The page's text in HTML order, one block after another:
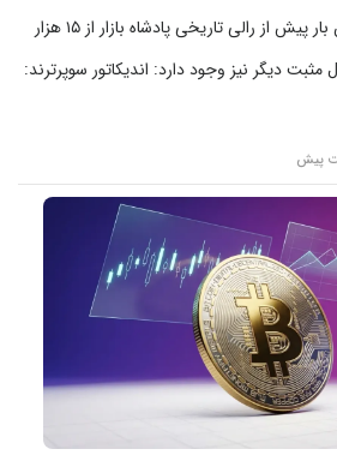
سرمایه اشاره کرده که آخرین بار پیش از رالی تاریخی پادشاه بازار از ۱۵ هزار
شده بود. ۲ سیگنال مثبت دیگر نیز وجود دارد: اندیکاتور سوپرترند: